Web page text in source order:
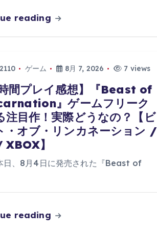
reading
ゲーム 8月 7, 2026 7 views
間プレイ感想】『Beast of
』ゲームフリーク
注目作！実際どうなの？【ビ
・オブ・リンカネーション /
】
日、8月4日に発売された『Beast of
reading